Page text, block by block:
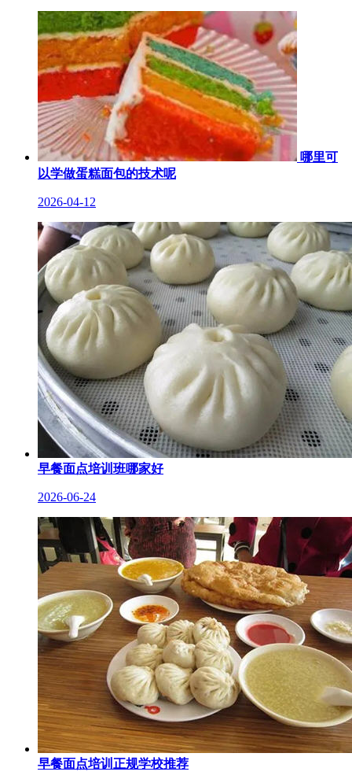
哪里可
以学做蛋糕面包的技术呢
2026-04-12
早餐面点培训班哪家好
2026-06-24
早餐面点培训正规学校推荐